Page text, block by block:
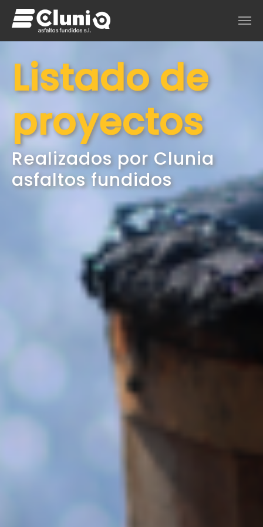
Saltar al contenido principal
Listado de
proyectos
Realizados por Clunia
asfaltos fundidos